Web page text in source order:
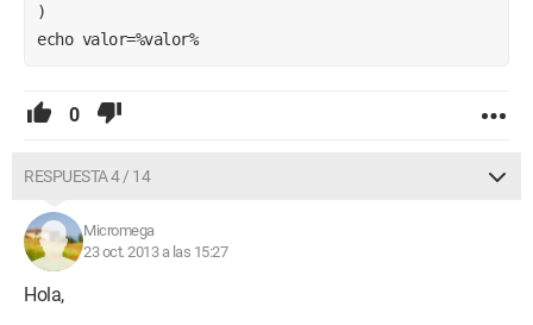
)
echo valor=%valor%
0
RESPUESTA 4 / 14
Micromega
23 oct. 2013 a las 15:27
Hola,